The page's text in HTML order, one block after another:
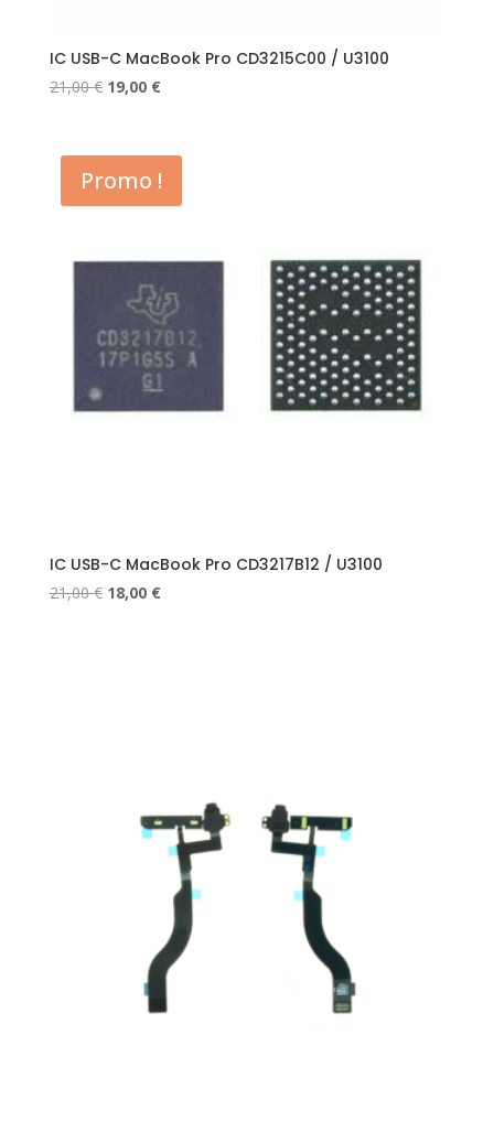
IC USB-C MacBook Pro CD3215C00 / U3100
21,00€ Le
était :
21,00 €.
19,00 €Le
est :
19,00 €.
Promo !
IC USB-C MacBook Pro CD3217B12 / U3100
21,00€ Le
18,00 €Le